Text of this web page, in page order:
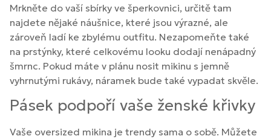
Mrkněte do vaší sbírky ve šperkovnici, určitě tam
najdete nějaké náušnice, které jsou výrazné, ale
zároveň ladí ke zbylému outfitu. Nezapomeňte také
na prstýnky, které celkovému looku dodají nenápadný
šmrnc. Pokud máte v plánu nosit mikinu s jemně
vyhrnutými rukávy, náramek bude také vypadat skvěle.
Pásek podpoří vaše ženské křivky
Vaše oversized mikina je trendy sama o sobě. Můžete